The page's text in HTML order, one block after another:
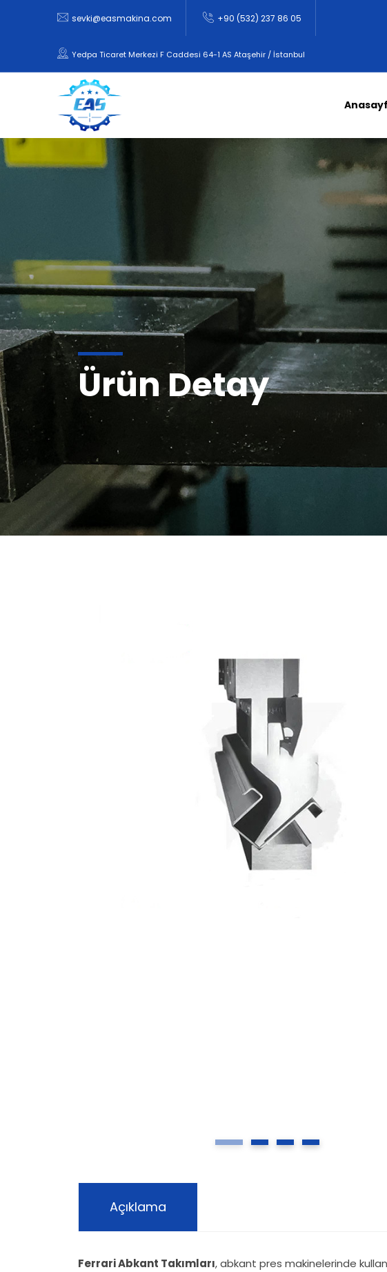
sevki@easmakina.com +90 (532) 237 86 05
Yedpa Ticaret Merkezi F Caddesi 64-1 AS Ataşehir / İstanbul
Ürün Detay
Açıklama
Ferrari Abkant Takımları, abkant pres makinelerinde